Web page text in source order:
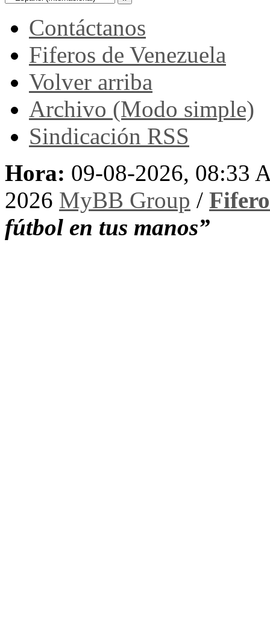
Contáctanos
Fiferos de Venezuela
Volver arriba
Archivo (Modo simple)
Sindicación RSS
Hora: 09-08-2026, 08:33
2026 MyBB Group /
fútbol en tus manos”